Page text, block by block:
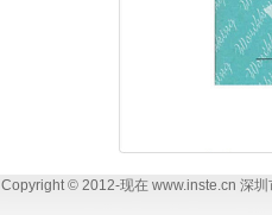
Copyright © 2012-现在 www.inste.cn 深